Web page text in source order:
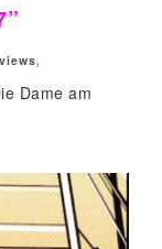
,
Dame am